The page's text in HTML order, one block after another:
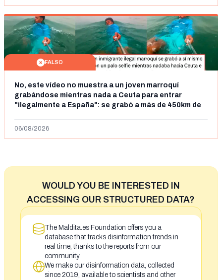
FALSO
No, este vídeo no muestra a un joven marroquí
grabándose mientras nada a Ceuta para entrar
"ilegalmente a España": se grabó a más de 450km de
06/08/2026
WOULD YOU BE INTERESTED IN
ACCESSING OUR STRUCTURED DATA?
The Maldita.es Foundation offers you a
database that tracks disinformation trends in
real time, thanks to the reports from our
community
We make our disinformation data, collected
since 2019, available to scientists and other